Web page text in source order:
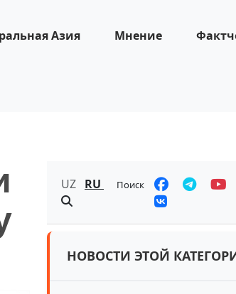
Азия Мнение
UZ RU Поиск
НОВОСТИ ЭТОЙ